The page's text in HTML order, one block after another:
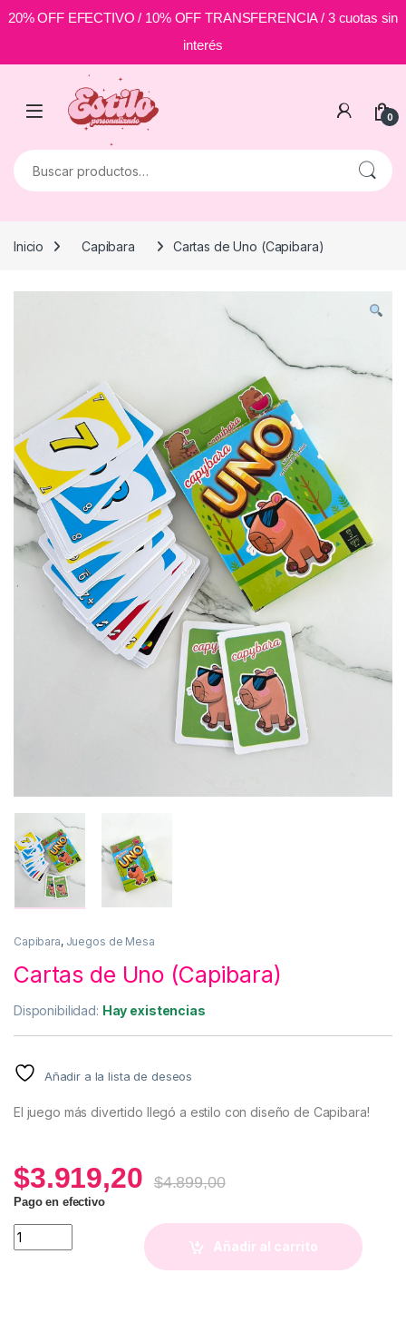
20% OFF EFECTIVO / 10% OFF TRANSFERENCIA / 3 cuotas sin
interés
Skip to navigation
0
Buscar por:
Inicio Capibara Cartas de Uno (Capibara)
Capibara, Juegos de Mesa
Cartas de Uno (Capibara)
Disponibilidad: Hay existencias
Añadir a la lista de deseos
El juego más divertido llegó a estilo con diseño de Capibara!
$3.919,20 $4.899,00
Pago en efectivo
Cartas de Uno (Capibara) quantity
Añadir al carrito